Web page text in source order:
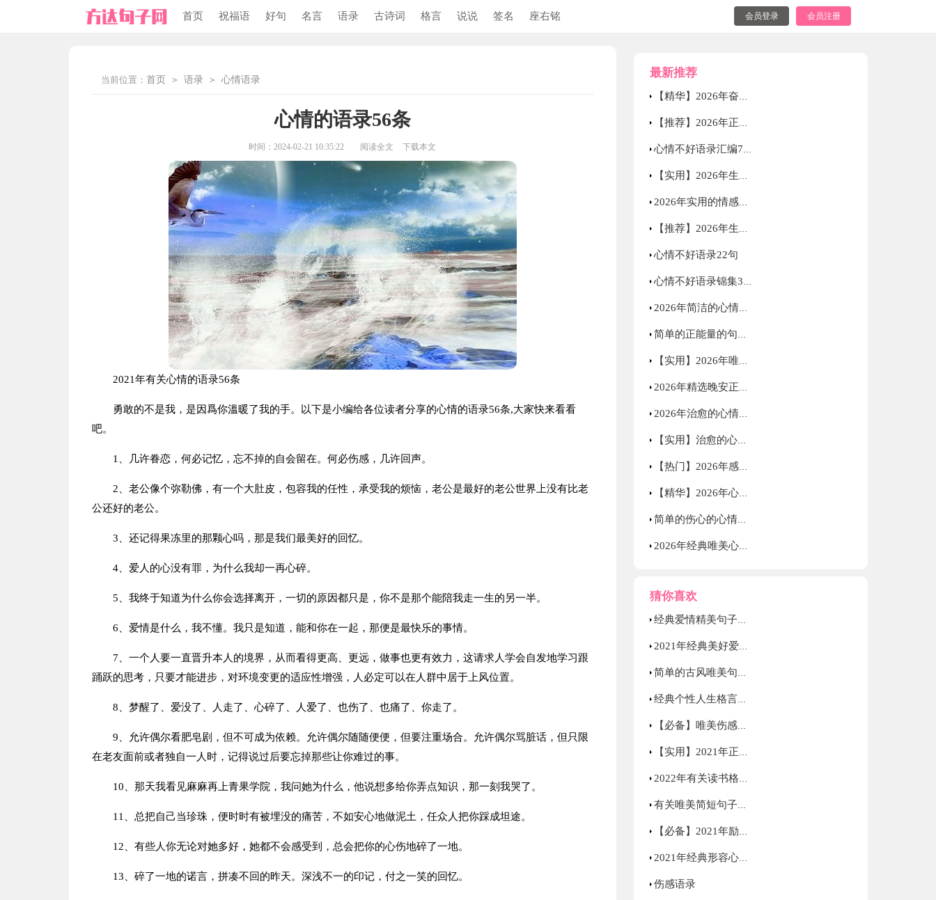
首页 祝福语 好句 名言 语录 古诗词 格言 说说 签名 座右铭 会员登录 会员注册
当前位置： 首页 > 语录 > 心情语录
心情的语录56条
时间：2024-02-21 10:35:22 阅读全文 下载本文
2021年有关心情的语录56条
勇敢的不是我，是因爲你溫暖了我的手。以下是小编给各位读者分享的心情的语录56条,大家快来看看
吧。
1、几许眷恋，何必记忆，忘不掉的自会留在。何必伤感，几许回声。
2、老公像个弥勒佛，有一个大肚皮，包容我的任性，承受我的烦恼，老公是最好的老公世界上没有比老
公还好的老公。
3、还记得果冻里的那颗心吗，那是我们最美好的回忆。
4、爱人的心没有罪，为什么我却一再心碎。
5、我终于知道为什么你会选择离开，一切的原因都只是，你不是那个能陪我走一生的另一半。
6、爱情是什么，我不懂。我只是知道，能和你在一起，那便是最快乐的事情。
7、一个人要一直晋升本人的境界，从而看得更高、更远，做事也更有效力，这请求人学会自发地学习跟
踊跃的思考，只要才能进步，对环境变更的适应性增强，人必定可以在人群中居于上风位置。
8、梦醒了、爱没了、人走了、心碎了、人爱了、也伤了、也痛了、你走了。
9、允许偶尔看肥皂剧，但不可成为依赖。允许偶尔随随便便，但要注重场合。允许偶尔骂脏话，但只限
在老友面前或者独自一人时，记得说过后要忘掉那些让你难过的事。
10、那天我看见麻麻再上青果学院，我问她为什么，他说想多给你弄点知识，那一刻我哭了。
11、总把自己当珍珠，便时时有被埋没的痛苦，不如安心地做泥土，任众人把你踩成坦途。
12、有些人你无论对她多好，她都不会感受到，总会把你的心伤地碎了一地。
13、碎了一地的诺言，拼凑不回的昨天。深浅不一的印记，付之一笑的回忆。
最新推荐
【精华】2026年奋斗的励志语录集合38句
【推荐】2026年正能量励志的语录汇总56条
心情不好语录汇编79条
【实用】2026年生活励志语录集锦83句
2026年实用的情感的微语录大集合75条
【推荐】2026年生活励志语录大合集85条
心情不好语录22句
心情不好语录锦集39句
2026年简洁的心情不好语录锦集54句
简单的正能量的句子集合69条
【实用】2026年唯美的心情语录汇编85句
2026年精选晚安正能量句子49句
2026年治愈的心情语录锦集78条
【实用】治愈的心情语录集合69句
【热门】2026年感人的情感语录集合36句
【精华】2026年心情语录集锦57句
简单的伤心的心情语录锦集85句
2026年经典唯美心情的语录汇编79句
猜你喜欢
经典爱情精美句子集合36条
2021年经典美好爱情句子汇编75句
简单的古风唯美句子集锦66条
经典个性人生格言合集90条
【必备】唯美伤感语录合集70条
【实用】2021年正能量励志句子汇编59句
2022年有关读书格言34句
有关唯美简短句子集锦85句
【必备】2021年励志感悟句子48条
2021年经典形容心情低落的句子集锦50句
伤感语录